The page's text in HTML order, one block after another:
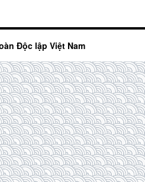
Độc lập Việt Nam